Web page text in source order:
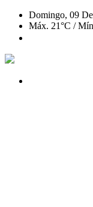
Domingo, 09
Máx. 21°C /